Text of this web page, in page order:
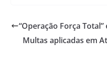
“Operação Força
Multas aplicadas em